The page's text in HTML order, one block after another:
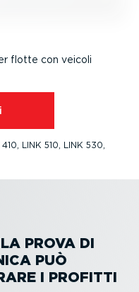
flotte con veicoli
LINK 510, LINK 530,
PROVA DI
PUÒ
I PROFITTI